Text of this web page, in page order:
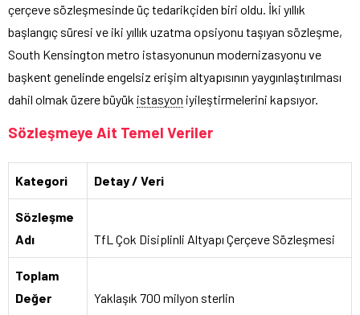
çerçeve sözleşmesinde üç tedarikçiden biri oldu. İki yıllık
başlangıç süresi ve iki yıllık uzatma opsiyonu taşıyan sözleşme,
South Kensington metro istasyonunun modernizasyonu ve
başkent genelinde engelsiz erişim altyapısının yaygınlaştırılması
dahil olmak üzere büyük istasyon iyileştirmelerini kapsıyor.
Sözleşmeye Ait Temel Veriler
Kategori Detay / Veri
Sözleşme
Adı
TfL Çok Disiplinli Altyapı Çerçeve Sözleşmesi
Toplam
Değer
Yaklaşık 700 milyon sterlin